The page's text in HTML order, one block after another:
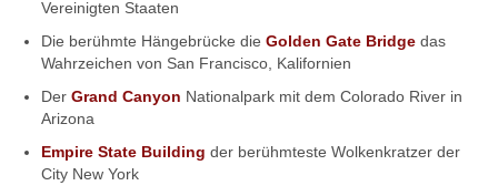
Vereinigten Staaten
Die berühmte Hängebrücke die Golden Gate Bridgedas
Wahrzeichen von San Francisco, Kalifornien
Der Grand Canyon Nationalpark mit dem Colorado River in
Arizona
Empire State Building der berühmteste Wolkenkratzer der
City New York